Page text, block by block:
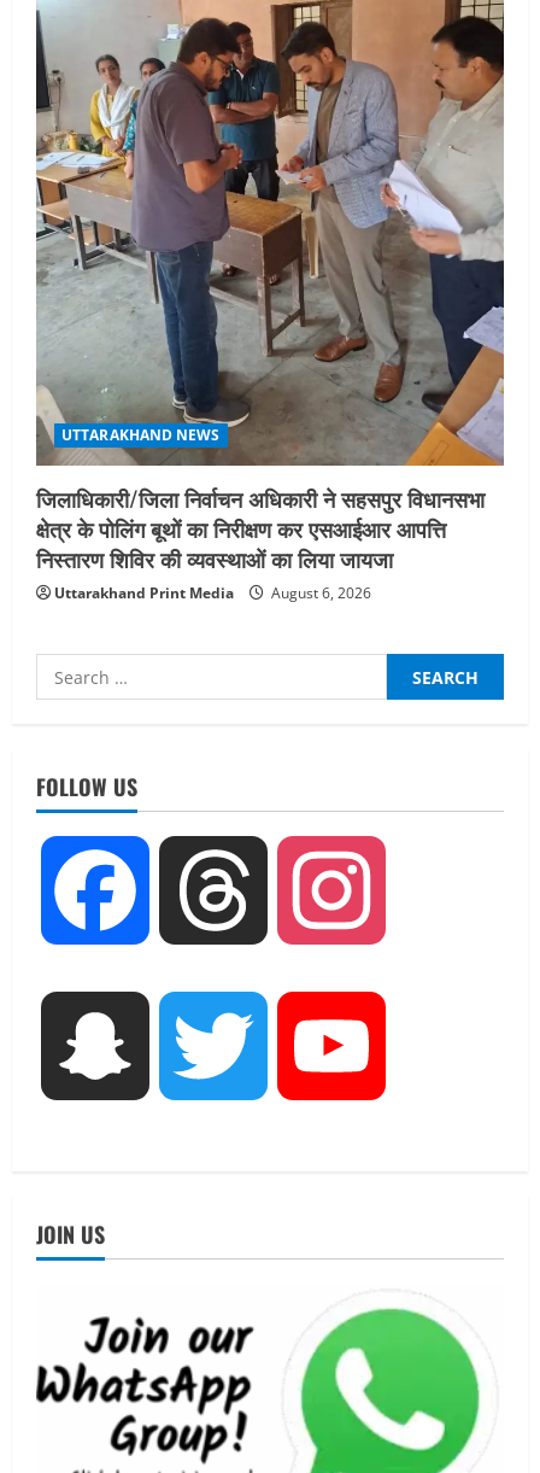
UTTARAKHAND NEWS
जिलाधिकारी/जिला निर्वाचन अधिकारी ने सहसपुर विधानसभा
क्षेत्र के पोलिंग बूथों का निरीक्षण कर एसआईआर आपत्ति
निस्तारण शिविर की व्यवस्थाओं का लिया जायजा
Uttarakhand Print Media August 6, 2026
Search
for:
FOLLOW US
Facebook Threads
Snapchat Twitter
JOIN US
August 7, 2026
UTTARAKHAND NEWS
जिलाधिकारी/जिला निर्वाचन अधिकारी ने
सहसपुर विधानसभा क्षेत्र के पोलिंग बूथों का
August 6, 2026
UTTARAKHAND NEWS
तीलू रौतेली पुरस्कार के लिए 13 वीरांगनाओं का
चयन : रेखा आर्या
1
UTTARAKHAND NEWS
धामी कैबिनेट ने लिए कई महत्वपूर्ण निर्णय, अब
सामान्य वर्ग के पशुपालकों को भी गाय एवं भैंस
खरीद पर मिलेगा अनुदान, मजदूरी संहिता
नियमावली-2026 को मिली मंजूरी